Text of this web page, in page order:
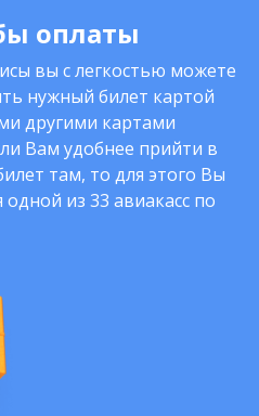
оплаты
вы с легкостью можете
нужный билет картой
другими картами
Вам удобнее прийти в
там, то для этого Вы
из 33 авиакасс по